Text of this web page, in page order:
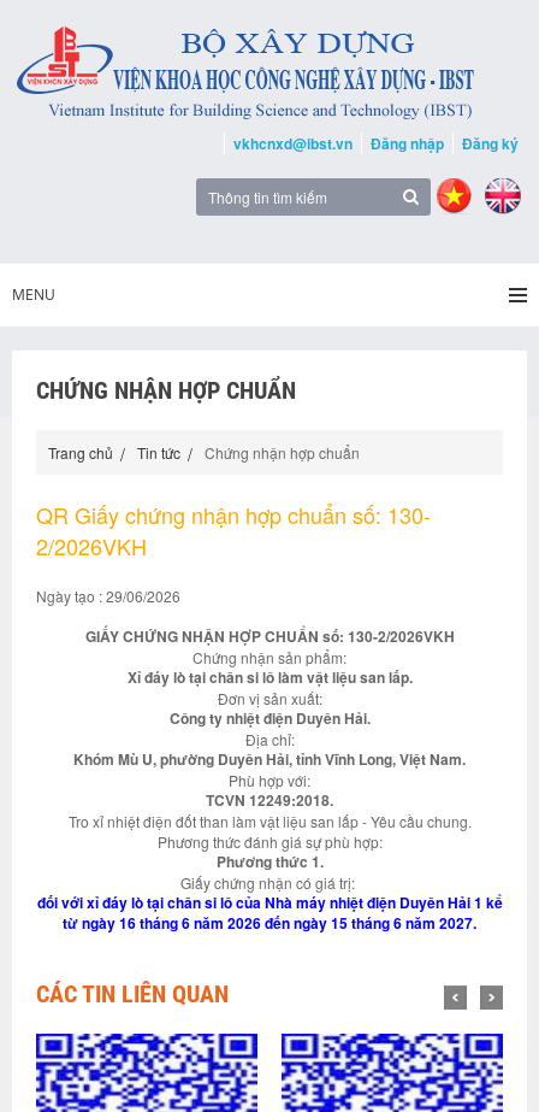
vkhcnxd@ibst.vn Đăng nhập Đăng ký
MENU
CHỨNG NHẬN HỢP CHUẨN
Trang chủ Tin tức Chứng nhận hợp chuẩn
QR Giấy chứng nhận hợp chuẩn số: 130-
2/2026VKH
Ngày tạo : 29/06/2026
GIẤY CHỨNG NHẬN HỢP CHUẨN số: 130-2/2026VKH
Chứng nhận sản phẩm:
Xỉ đáy lò tại chân si lô làm vật liệu san lấp.
Đơn vị sản xuất:
Công ty nhiệt điện Duyên Hải.
Địa chỉ:
Khóm Mù U, phường Duyên Hải, tỉnh Vĩnh Long, Việt Nam.
Phù hợp với:
TCVN 12249:2018.
Tro xỉ nhiệt điện đốt than làm vật liệu san lấp - Yêu cầu chung.
Phương thức đánh giá sự phù hợp:
Phương thức 1.
Giấy chứng nhận có giá trị:
đối với xỉ đáy lò tại chân si lô của Nhà máy nhiệt điện Duyên Hải 1 kể
từ ngày 16 tháng 6 năm 2026 đến ngày 15 tháng 6 năm 2027.
CÁC TIN LIÊN QUAN